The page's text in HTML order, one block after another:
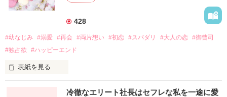
428
#幼なじみ #溺愛 #再会 #両片想い #初恋 #スパダリ #大人の恋 #御曹司
#独占欲
#ハッピーエンド
表紙を見る
冷徹なエリート社長はセフレな私を一途に愛